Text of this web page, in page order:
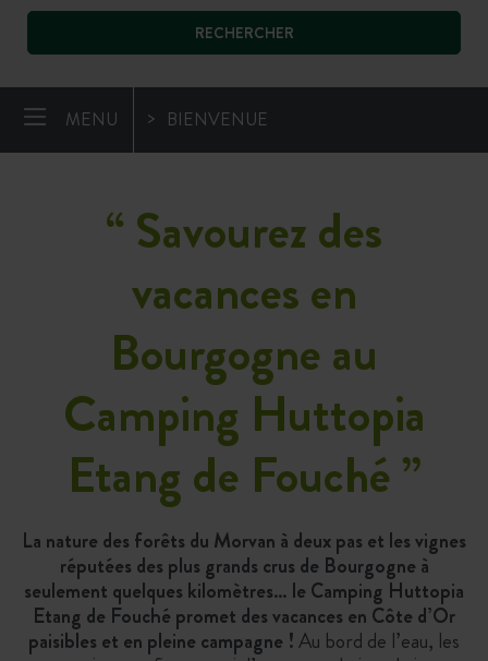
RECHERCHER
MENU BIENVENUE
“ Savourez des
vacances en
Bourgogne au
Camping Huttopia
Etang de Fouché”
La nature des forêts du Morvan à deux pas et les vignes
réputées des plus grands crus de Bourgogne à
seulement quelques kilomètres… le Camping Huttopia
Etang de Fouché promet des vacances en Côte d’Or
paisibles et en pleine campagne !Au bord de l’eau, les